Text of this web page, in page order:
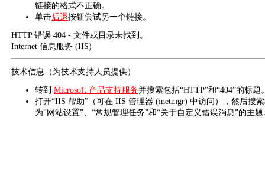
链接的格式不正确。
单击后退按钮尝试另一个链接。
HTTP 错误 404 - 文件或目录未找到。
Internet 信息服务 (IIS)
技术信息（为技术支持人员提供）
转到 Microsoft 产品支持服务并搜索包括“HTTP”和“404”的标题
打开“IIS 帮助”（可在 IIS 管理器 (inetmgr) 中访问），然后搜
为“网站设置”、“常规管理任务”和“关于自定义错误消息”的主题